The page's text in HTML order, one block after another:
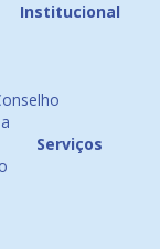
Institucional
Serviços